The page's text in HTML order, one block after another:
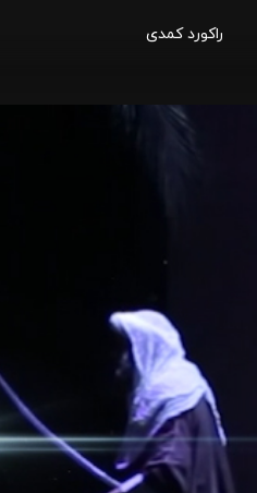
راکورد کمدی